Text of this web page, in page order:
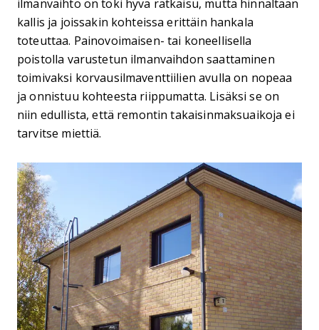
ilmanvaihto on toki hyvä ratkaisu, mutta hinnaltaan
kallis ja joissakin kohteissa erittäin hankala
toteuttaa. Painovoimaisen- tai koneellisella
poistolla varustetun ilmanvaihdon saattaminen
toimivaksi korvausilmaventtiilien avulla on nopeaa
ja onnistuu kohteesta riippumatta. Lisäksi se on
niin edullista, että remontin takaisinmaksuaikoja ei
tarvitse miettiä.